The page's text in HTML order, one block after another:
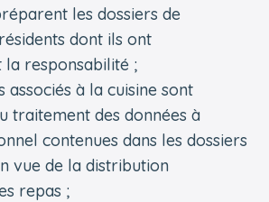
les dossiers de
dont ils ont
responsabilité ;
associés à la cuisine sont
traitement des données à
contenues dans les dossiers
vue de la distribution
repas ;